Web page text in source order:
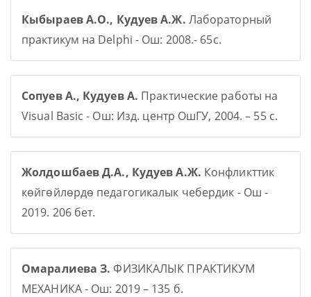
Кыбыраев А.О., Кудуев А.Ж. Лабораторный
практикум на Delphi - Ош: 2008.- 65с.
Сопуев А., Кудуев А. Практические работы на
Visual Basic - Ош: Изд. центр ОшГУ, 2004. – 55 с.
Жолдошбаев Д.А., Кудуев А.Ж. Конфликттик
көйгөйлөрдө педагогикалык чебердик - Ош -
2019. 206 бет.
Омаралиева З. ФИЗИКАЛЫК ПРАКТИКУМ
МЕХАНИКА - Ош: 2019 – 135 б.